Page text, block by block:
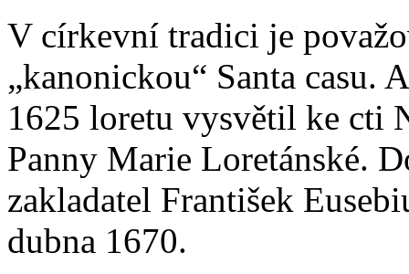
V církevní tradici je
„kanonickou“ Santa casu.
1625 loretu vysvětil ke cti
Panny Marie Loretánské.
zakladatel František
dubna 1670.